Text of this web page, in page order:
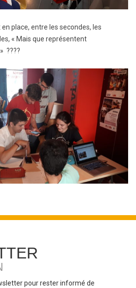
place, entre les secondes, les
« Mais que représentent
????
pour rester informé de